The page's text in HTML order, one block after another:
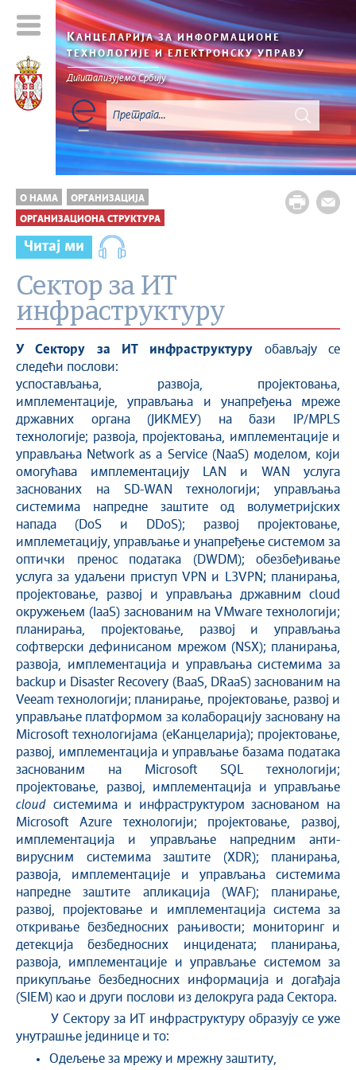
КАНЦЕЛАРИЈА ЗА ИНФОРМАЦИОНЕ
ТЕХНОЛОГИЈЕ И ЕЛЕКТРОНСКУ УПРАВУ
Дигитализујемо Србију
О НАМА ОРГАНИЗАЦИЈА
ОРГАНИЗАЦИОНА СТРУКТУРА
Читај ми
Сектор за ИТ
инфраструктуру
У Сектору за ИТ инфраструктуру обављају се
следећи послови:
успостављања, развоја, пројектовања,
имплементације, управљања и унапређења мреже
државних органа (ЈИКМЕУ) на бази IP/MPLS
технологије; развоја, пројектовања, имплементације и
управљања Network as a Service (NaaS) моделом, који
омогућава имплементацију LAN и WAN услуга
заснованих на SD-WAN технологији; управљања
системима напредне заштите од волуметријских
напада (DoS и DDoS); развој пројектовање,
имплеметацију, управљање и унапређење системом за
оптички пренос података (DWDM); обезбеђивање
услуга за удаљени приступ VPN и L3VPN; планирања,
пројектовање, развој и управљања државним cloud
окружењем (IaaS) заснованим на VMware технологији;
планирања, пројектовање, развој и управљања
софтверски дефинисаном мрежом (NSX); планирања,
развоја, имплементација и управљања системима за
backup и Disaster Recovery (BaaS, DRaaS) заснованим на
Veeam технологији; планирање, пројектовање, развој и
управљање платформом за колаборацију засновану на
Microsoft технологијама (еКанцеларија); пројектовање,
развој, имплементација и управљање базама података
заснованим на Microsoft SQL технологији;
пројектовање, развој, имплементација и управљање
cloud системима и инфраструктуром заснованом на
Microsoft Azure технологији; пројектовање, развој,
имплементација и управљање напредним анти-
вирусним системима заштите (XDR); планирања,
развоја, имплементације и управљања системима
напредне заштите апликација (WAF); планирање,
развој, пројектовање и имплементација система за
откривање безбедносних рањивости; мониторинг и
детекција безбедносних инцидената; планирања,
развоја, имплементације и управљање системом за
прикупљање безбедносних информација и догађаја
(SIEM) као и други послови из делокруга рада Сектора.
У Сектору за ИТ инфраструктуру образују се уже
унутрашње јединице и то:
Одељење за мрежу и мрежну заштиту,